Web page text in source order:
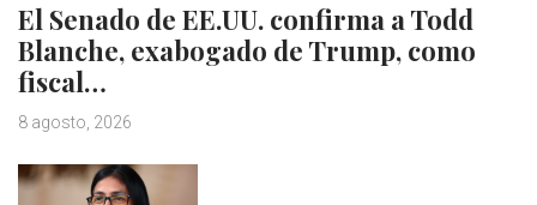
El Senado de EE.UU. confirma a Todd
Blanche, exabogado de Trump, como
fiscal…
8 agosto, 2026